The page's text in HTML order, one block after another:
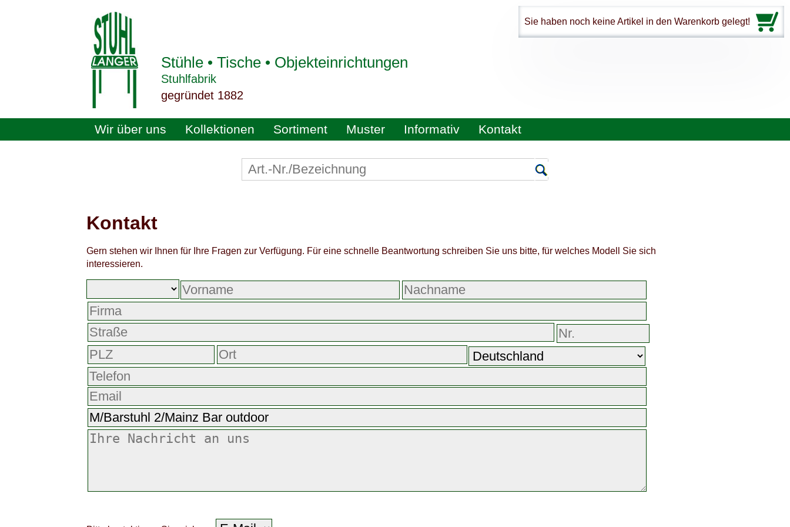
Sie haben noch keine Artikel in den Warenkorb gelegt!
Stühle • Tische • Objekteinrichtungen
Stuhlfabrik
gegründet 1882
Wir über uns Kollektionen Sortiment Muster Informativ Kontakt
Kontakt
Gern stehen wir Ihnen für Ihre Fragen zur Verfügung. Für eine schnelle Beantwortung schreiben Sie uns bitte, für welches Modell Sie sich
interessieren.